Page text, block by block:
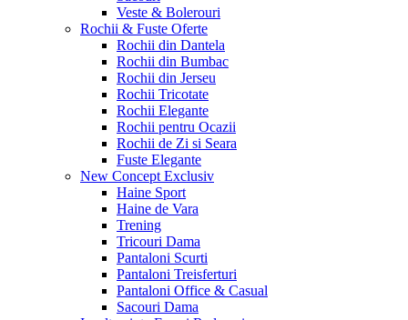
Veste & Bolerouri
Rochii & Fuste Oferte
Rochii din Dantela
Rochii din Bumbac
Rochii din Jerseu
Rochii Tricotate
Rochii Elegante
Rochii pentru Ocazii
Rochii de Zi si Seara
Fuste Elegante
New Concept Exclusiv
Haine Sport
Haine de Vara
Trening
Tricouri Dama
Pantaloni Scurti
Pantaloni Treisferturi
Pantaloni Office & Casual
Sacouri Dama